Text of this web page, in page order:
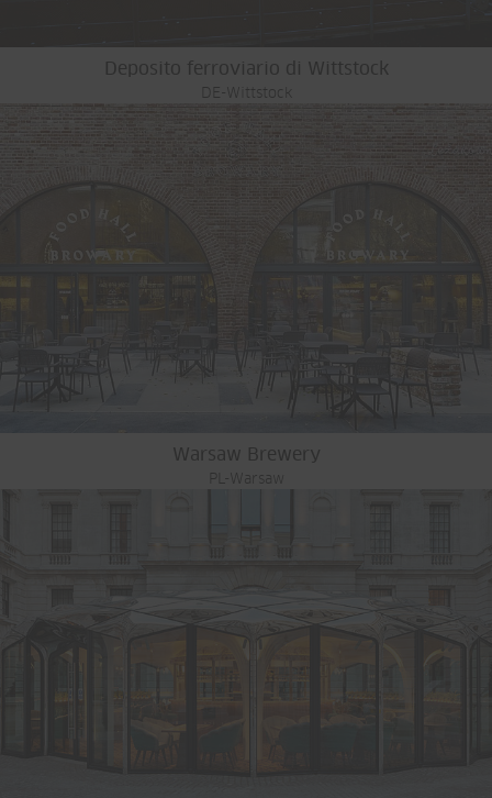
Deposito ferroviario di Wittstock
DE-Wittstock
Warsaw Brewery
PL-Warsaw